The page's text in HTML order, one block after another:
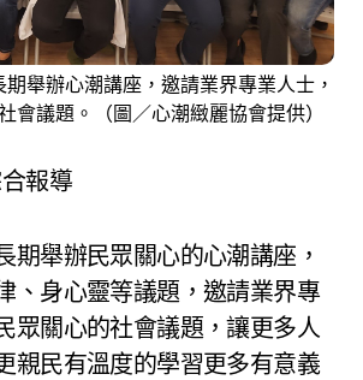
舉辦心潮講座，邀請業界專業人士，
會議題。（圖／心潮緻麗協會提供）
合報導
期舉辦民眾關心的心潮講座，
、身心靈等議題，邀請業界專
眾關心的社會議題，讓更多人
親民有溫度的學習更多有意義